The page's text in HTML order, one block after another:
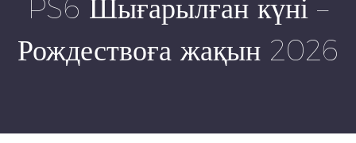
Рождествоға жақын 2026